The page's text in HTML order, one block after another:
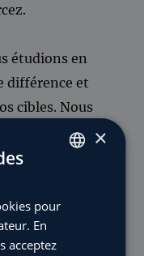
étudions en
différence et
cibles. Nous
de votre
les moteurs
avec notre
votre
ENGLISH
×
pour
En
acceptez